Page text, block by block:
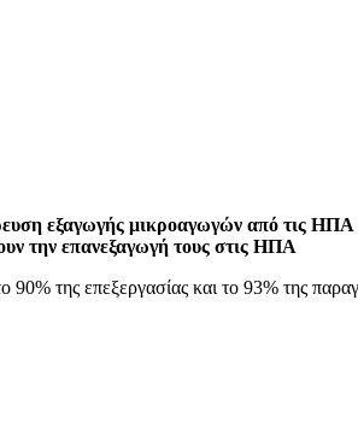
εξαγωγής μικροαγωγών από τις ΗΠΑ
την επανεξαγωγή τους στις ΗΠΑ
90% της επεξεργασίας και το 93% της